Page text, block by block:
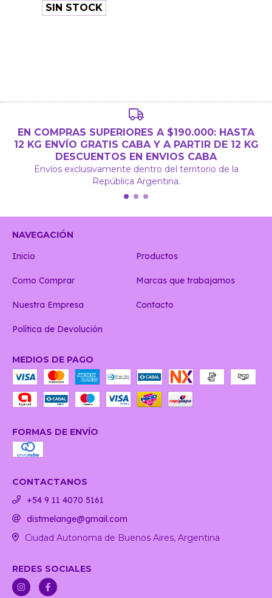
SIN STOCK
EN COMPRAS SUPERIORES A $190.000: HASTA
12 KG ENVÍO GRATIS CABA Y A PARTIR DE 12 KG
DESCUENTOS EN ENVIOS CABA
Envíos exclusivamente dentro del territorio de la
República Argentina.
NAVEGACIÓN
Inicio
Productos
Como Comprar Marcas que trabajamos
Nuestra Empresa Contacto
Política de Devolución
MEDIOS DE PAGO
FORMAS DE ENVÍO
CONTACTANOS
+54 9 11 4070 5161
distmelange@gmail.com
Ciudad Autonoma de Buenos Aires, Argentina
REDES SOCIALES